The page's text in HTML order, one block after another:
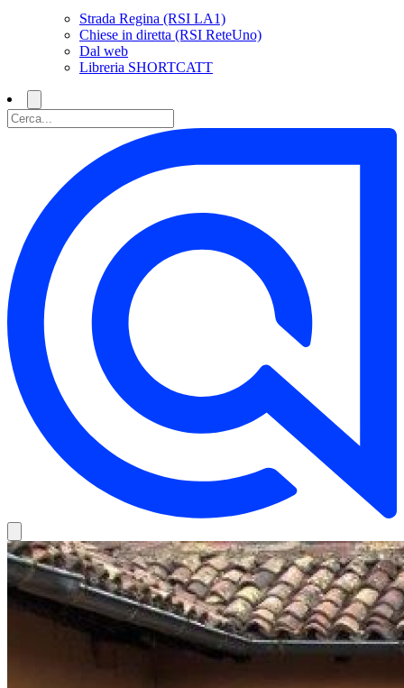
Strada Regina (RSI LA1)
Chiese in diretta (RSI ReteUno)
Dal web
Libreria SHORTCATT